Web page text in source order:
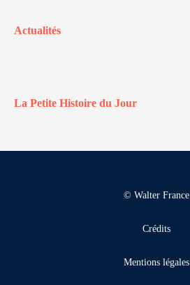
Actualités
La Petite Histoire du Jour
© Walter France
Crédits
Mentions légales